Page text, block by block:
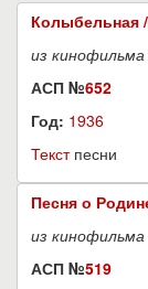
Колыбельная
из кинофильма
АСП №652
Год: 1936
Текстпесни
Песня о
из кинофильма
АСП №519